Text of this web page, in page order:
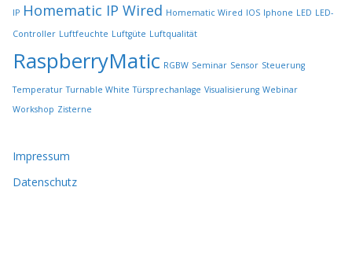
IP Homematic IP Wired Homematic Wired IOS Iphone LED LED-
Controller Luftfeuchte Luftgüte Luftqualität
RaspberryMatic RGBW Seminar Sensor Steuerung
Temperatur Turnable White Türsprechanlage Visualisierung Webinar
Workshop Zisterne
Impressum
Datenschutz